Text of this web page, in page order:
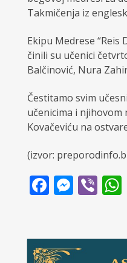
Takmičenja iz
Ekipu Medrese “Reis
činili su učenici
Balčinović, Nura
Čestitamo svim
učenicima i
Kovačeviću na
(izvor:
Facebook